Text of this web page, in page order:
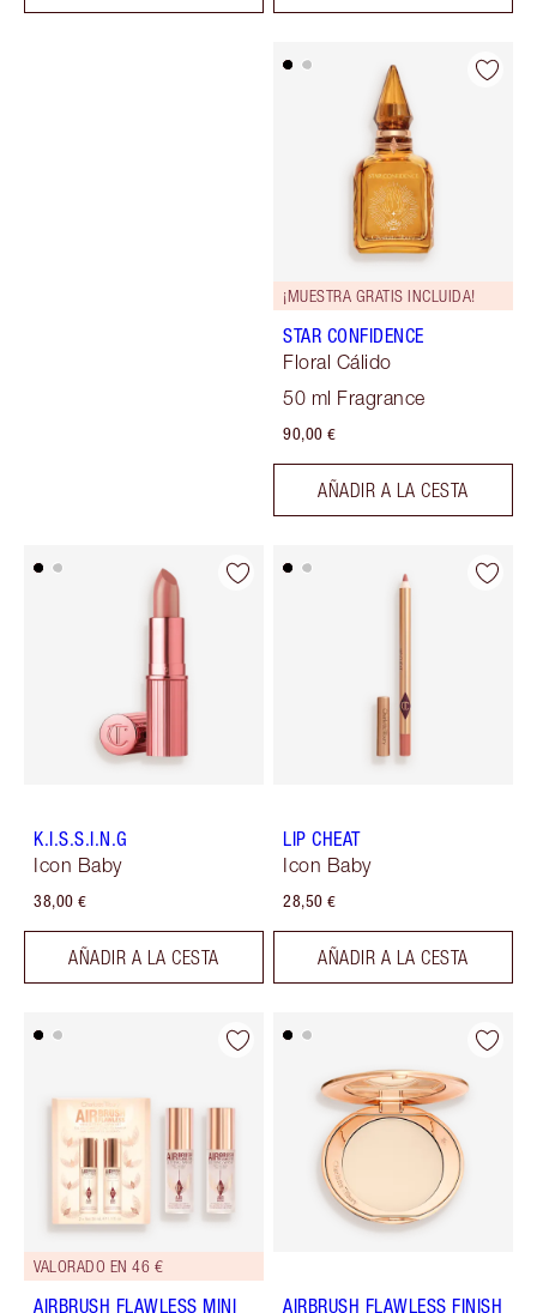
¡MUESTRA GRATIS INCLUIDA!
STAR CONFIDENCE
Floral Cálido
50 ml Fragrance
90,00 €
AÑADIR A LA CESTA
K.I.S.S.I.N.G
Icon Baby
38,00 €
AÑADIR A LA CESTA
LIP CHEAT
Icon Baby
28,50 €
AÑADIR A LA CESTA
VALORADO EN 46 €
AIRBRUSH FLAWLESS MINI AIRBRUSH FLAWLESS FINISH